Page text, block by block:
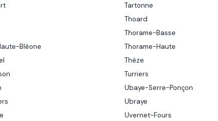
Bléone
Tartonne
Thoard
Thorame-Basse
Thorame-Haute
Thèze
Turriers
Ubaye-Serre-Ponçon
Ubraye
Uvernet-Fours